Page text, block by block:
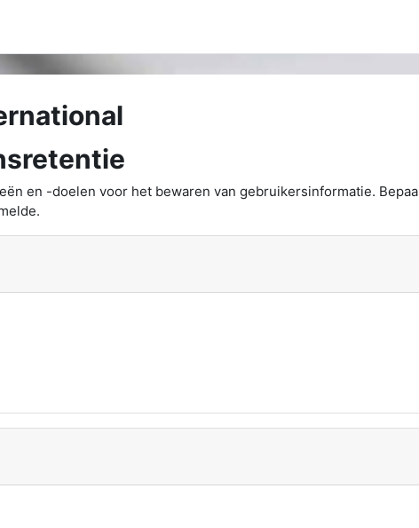
en -doelen voor het bewaren van gebruikersinformatie.